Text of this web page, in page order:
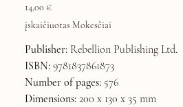
14,00 €
įskaičiuotas Mokesčiai
Publisher:Rebellion Publishing Ltd.
ISBN:9781837861873
Number of pages:576
Dimensions:200 x 130 x 35 mm